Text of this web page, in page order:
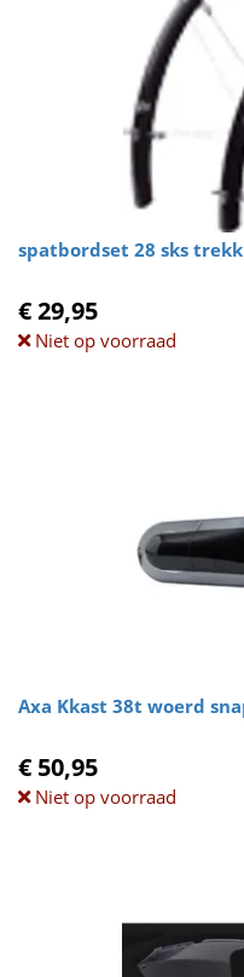
spatbordset 28 sks
€ 29,95
Niet op voorraad
Axa Kkast 38t woerd
€ 50,95
Niet op voorraad